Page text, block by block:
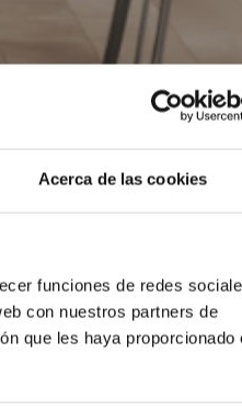
Acerca de las cookies
funciones de redes
con nuestros partners de
que les haya proporcionado